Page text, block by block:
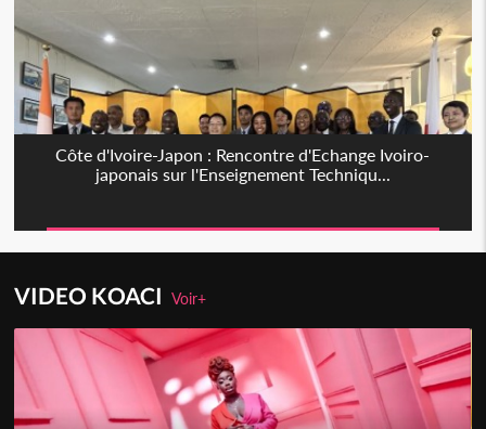
Côte d'Ivoire-Japon : Rencontre d'Echange Ivoiro-
japonais sur l'Enseignement Techniqu...
VIDEO KOACIVoir+